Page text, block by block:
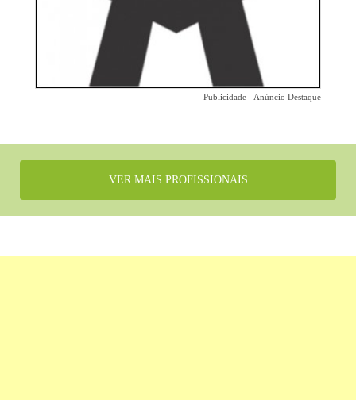
Publicidade - Anúncio Destaque
VER MAIS PROFISSIONAIS